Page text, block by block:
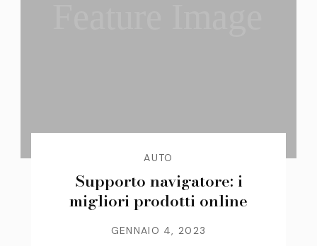
AUTO
Supporto navigatore: i
migliori prodotti online
GENNAIO 4, 2023